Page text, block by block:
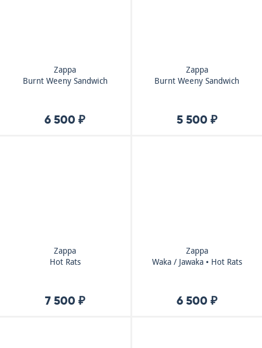
Zappa
Burnt Weeny Sandwich
6 500 ₽
Zappa
Burnt Weeny Sandwich
5 500 ₽
Zappa
Hot Rats
7 500 ₽
Zappa
Waka / Jawaka • Hot Rats
6 500 ₽